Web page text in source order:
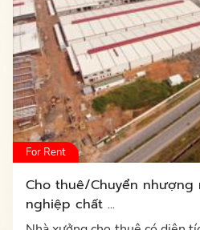
For Rent
Cho thuê/Chuyển
nghiệp chất ...